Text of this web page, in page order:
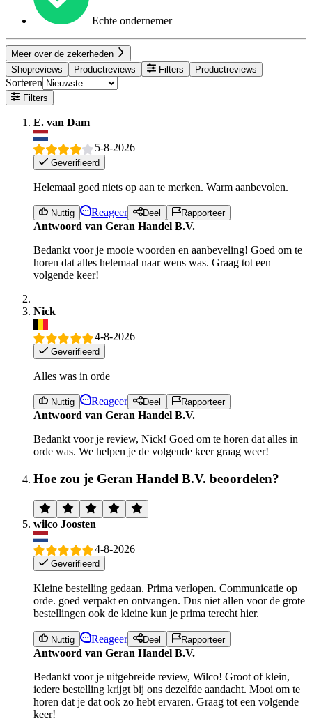
Echte ondernemer
Meer over de zekerheden
Shopreviews
Productreviews Filters Productreviews
Sorteren
Filters
E. van Dam
5-8-2026
Geverifieerd
Helemaal goed niets op aan te merken. Warm aanbevolen.
Nuttig Reageer Deel Rapporteer
Antwoord van Geran Handel B.V.
Bedankt voor je mooie woorden en aanbeveling! Goed om te
horen dat alles helemaal naar wens was. Graag tot een
volgende keer!
Nick
4-8-2026
Geverifieerd
Alles was in orde
Nuttig Reageer Deel Rapporteer
Antwoord van Geran Handel B.V.
Bedankt voor je review, Nick! Goed om te horen dat alles in
orde was. We helpen je de volgende keer graag weer!
Hoe zou je Geran Handel B.V. beoordelen?
wilco Joosten
4-8-2026
Geverifieerd
Kleine bestelling gedaan. Prima verlopen. Communicatie op
orde. goed verpakt en ontvangen. Dus niet allen voor de grote
bestellingen ook de kleine kun je prima terecht hier.
Nuttig Reageer Deel Rapporteer
Antwoord van Geran Handel B.V.
Bedankt voor je uitgebreide review, Wilco! Groot of klein,
iedere bestelling krijgt bij ons dezelfde aandacht. Mooi om te
horen dat je dat ook zo hebt ervaren. Graag tot een volgende
keer!